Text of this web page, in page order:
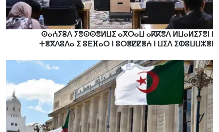
ⵙⴰⵄⵢⵓⴷ ⵢⴻⵙⵙⴻⵍⵡⵉ ⴰⴳⵔⴰⵡ ⴰⴽⴽⴻⴷ ⵍⵡⴰⵍⵉⵢⴻⵏ ⵏ
ⵜⴻⴳⴷⵓⴷⴰ ⵉ ⵓⴹⴼⴰⵔ ⵏ ⵓⵔⴻⵇⵇⴻⵄ ⵏ ⵡⵉⴷ ⵉⵀⵓⵡⵡⵣⴻⵏ